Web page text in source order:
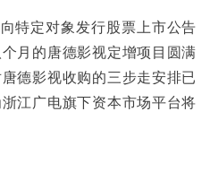
特定对象发行股票上市公告
月的唐德影视定增项目圆满
德影视收购的三步走安排已
江广电旗下资本市场平台将